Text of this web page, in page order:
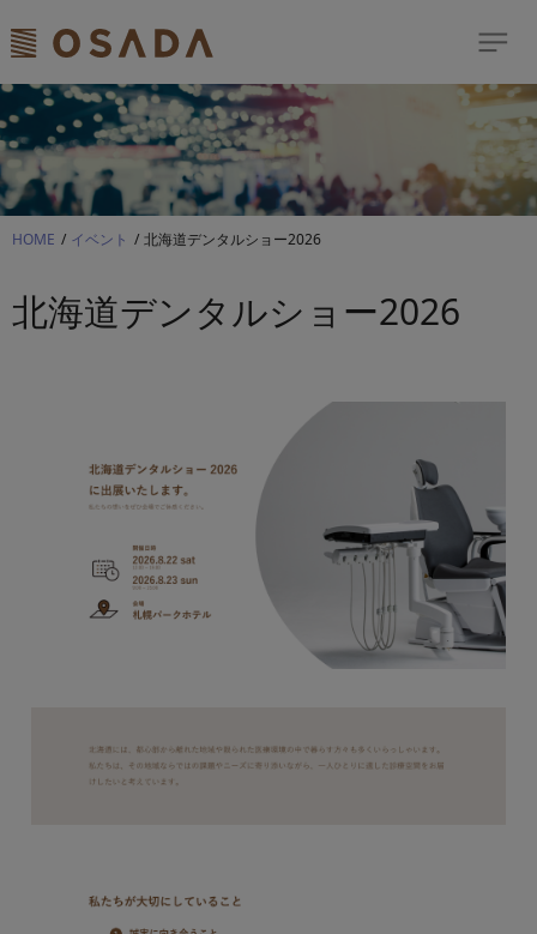
検索
Dream Comes True
歯科商品のご案内
イベント
ニュース＆トピックス
修理依頼はこちら
サイトマップ
Global
OSADAグループサイト
獣医科サイト
ZOOM UP
サイトマップ
HOME イベント 北海道デンタルショー2026
北海道デンタルショー2026